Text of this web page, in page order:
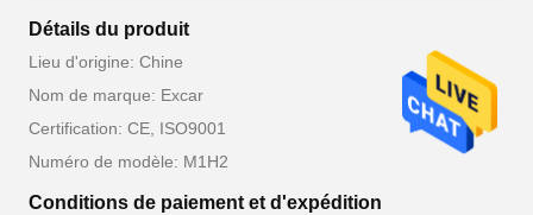
Détails du produit
Lieu d'origine: Chine
Nom de marque: Excar
Certification: CE, ISO9001
Numéro de modèle: M1H2
Conditions de paiement et d'expédition